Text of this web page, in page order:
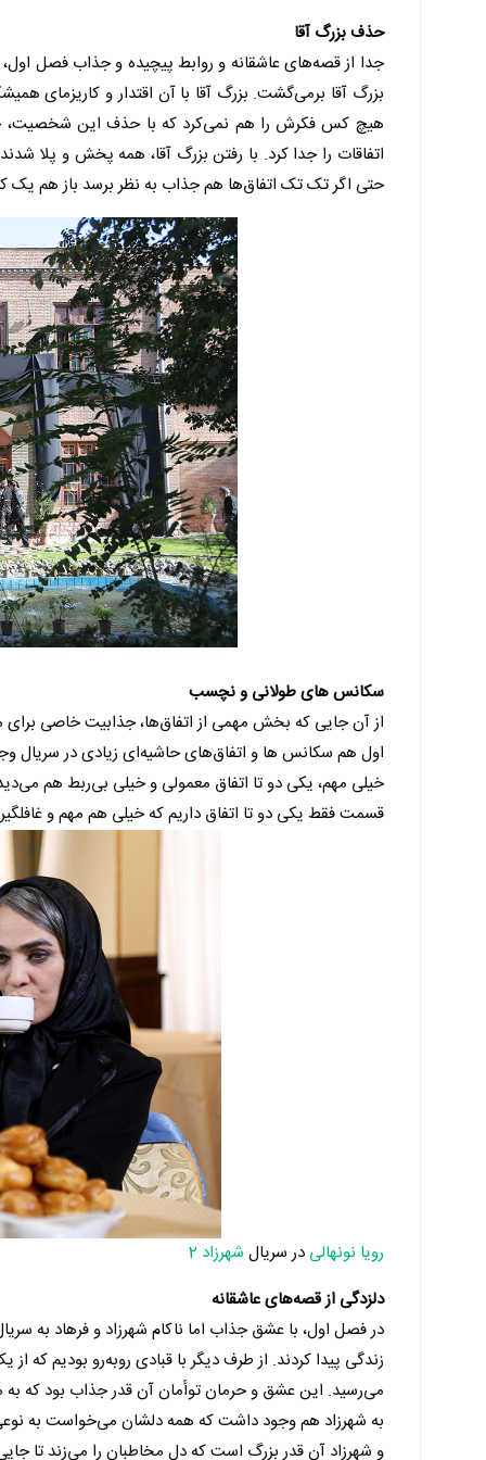
حذف بزرگ آقا
جدا از قصه‌های عاشقانه و روابط پیچیده و جذاب فصل
بزرگ آقا برمی‌گشت. بزرگ آقا با آن اقتدار و کاریزمای
هیچ کس فکرش را هم نمی‌کرد که با حذف این شخصیت،
اتفاقات را جدا کرد. با رفتن بزرگ آقا، همه پخش و پلا
حتی اگر تک تک اتفاق‌ها هم جذاب به نظر برسد باز هم
سکانس های طولانی و نچسب
از آن جایی که بخش مهمی از اتفاق‌ها، جذابیت خاصی
اول هم سکانس ها و اتفاق‌های حاشیه‌ای زیادی در سریال
خیلی مهم، یکی دو تا اتفاق معمولی و خیلی بی‌ربط هم
قسمت فقط یکی دو تا اتفاق داریم که خیلی هم مهم و
رویا نونهالی در سریال شهرزاد 2
دلزدگی از قصه‌های عاشقانه
در فصل اول، با عشق جذاب اما ناکام شهرزاد و فرهاد به
زندگی پیدا کردند. از طرف دیگر با قبادی روبه‌رو بودیم
می‌رسید. این عشق و حرمان توأمان آن قدر جذاب بود که به
به شهرزاد هم وجود داشت که همه دلشان می‌خواست به نوعی
و شهرزاد آن قدر بزرگ است که دل مخاطبان را می‌زند تا